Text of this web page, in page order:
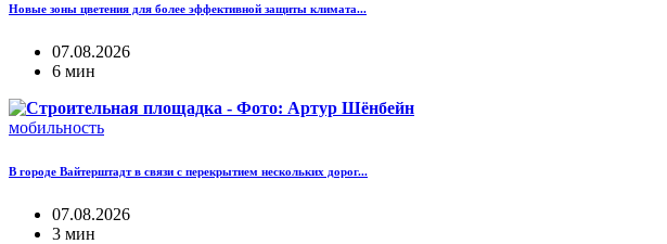
Новые зоны цветения для более эффективной защиты климата...
07.08.2026
6 мин
мобильность
В городе Вайтерштадт в связи с перекрытием нескольких дорог...
07.08.2026
3 мин